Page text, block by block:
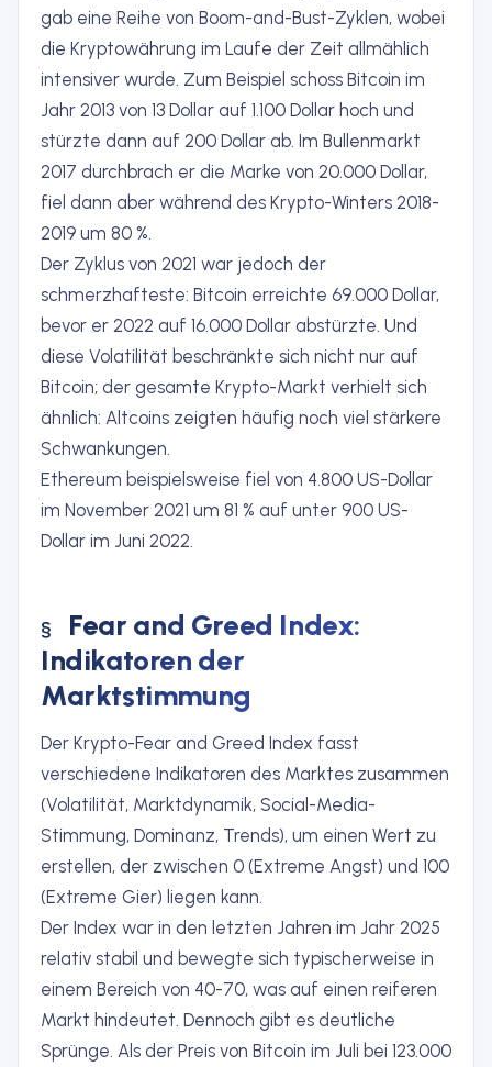
gab eine Reihe von Boom-and-Bust-Zyklen, wobei
die Kryptowährung im Laufe der Zeit allmählich
intensiver wurde. Zum Beispiel schoss Bitcoin im
Jahr 2013 von 13 Dollar auf 1.100 Dollar hoch und
stürzte dann auf 200 Dollar ab. Im Bullenmarkt
2017 durchbrach er die Marke von 20.000 Dollar,
fiel dann aber während des Krypto-Winters 2018-
2019 um 80 %.
Der Zyklus von 2021 war jedoch der
schmerzhafteste: Bitcoin erreichte 69.000 Dollar,
bevor er 2022 auf 16.000 Dollar abstürzte. Und
diese Volatilität beschränkte sich nicht nur auf
Bitcoin; der gesamte Krypto-Markt verhielt sich
ähnlich: Altcoins zeigten häufig noch viel stärkere
Schwankungen.
Ethereum beispielsweise fiel von 4.800 US-Dollar
im November 2021 um 81 % auf unter 900 US-
Dollar im Juni 2022.
Fear and Greed Index:
Indikatoren der
Marktstimmung
Der Krypto-Fear and Greed Index fasst
verschiedene Indikatoren des Marktes zusammen
(Volatilität, Marktdynamik, Social-Media-
Stimmung, Dominanz, Trends), um einen Wert zu
erstellen, der zwischen 0 (Extreme Angst) und 100
(Extreme Gier) liegen kann.
Der Index war in den letzten Jahren im Jahr 2025
relativ stabil und bewegte sich typischerweise in
einem Bereich von 40-70, was auf einen reiferen
Markt hindeutet. Dennoch gibt es deutliche
Sprünge. Als der Preis von Bitcoin im Juli bei 123.000